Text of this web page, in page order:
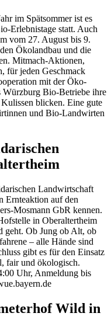
im Spätsommer ist es
Erlebnistage statt. Auch
vom 27. August bis 9.
Ökolandbau und die
Mitmach-Aktionen,
für jeden Geschmack
mit der Öko-
Bio-Betriebe ihre
blicken. Eine gute
und Bio-Landwirten
Landwirtschaft
Ernteaktion auf den
Mosmann GbR kennen.
in Oberaltertheim
geht. Ob Jung ob Alt, ob
– alle Hände sind
gibt es für den Einsatz
fair und ökologisch.
Uhr, Anmeldung bis
Wild in